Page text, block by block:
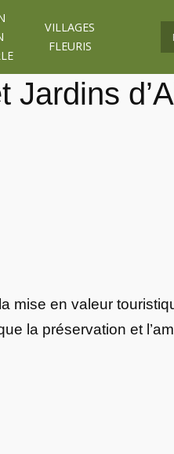
VILLAGES
FLEURIS
Jardins
mise en valeur
la préservation et